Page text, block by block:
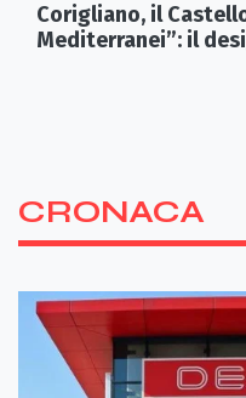
Corigliano, il
Mediterranei”: il
CRONACA